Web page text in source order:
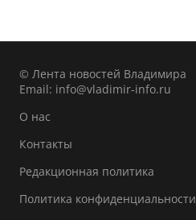
© Лента новостей Владимира
Email: info@vladimir-info.ru
О нас
Контакты
Редакционная политика
Политика конфиденциальности